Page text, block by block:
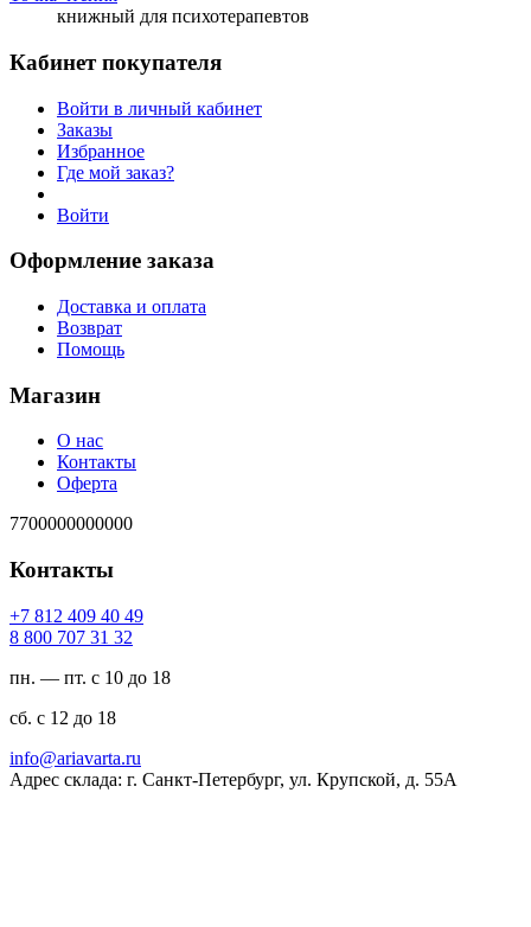
книжный для психотерапевтов
Кабинет покупателя
Войти в личный кабинет
Заказы
Избранное
Где мой заказ?
Войти
Оформление заказа
Доставка и оплата
Возврат
Помощь
Магазин
О нас
Контакты
Оферта
7700000000000
Контакты
94 04 904 218 7+
23 13 707 008 8
пн. — пт. с 10 до 18
сб. с 12 до 18
ur.atravaira@ofni
Адрес склада: г. Санкт-Петербург, ул. Крупской, д. 55А